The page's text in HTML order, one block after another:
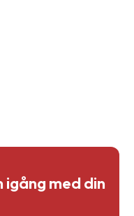
igång med din